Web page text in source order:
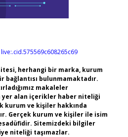
live:.cid.575569c608265c69
herhangi bir marka, kurum
bağlantısı bulunmamaktadır.
makaleler
yer alan içerikler haber niteliği
kurum ve kişiler hakkında
Gerçek kurum ve kişiler ile isim
Sitemizdeki bilgiler
niteliği taşımazlar.